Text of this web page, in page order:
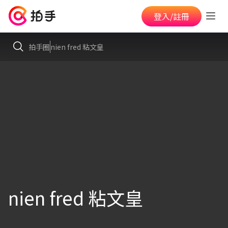
登入/註冊
拍手圈nien fred 粘文皇
nien fred 粘文皇